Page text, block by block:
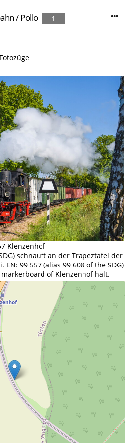
/Pollo 1
Fotozüge
Klenzenhof
schnauft an der Trapeztafel der
99 557 (alias 99 608 of the SDG)
of Klenzenhof halt.